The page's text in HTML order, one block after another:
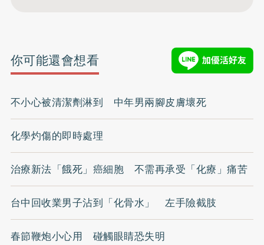
你可能還會想看
不小心被清潔劑淋到 中年男兩腳皮膚壞死
化學灼傷的即時處理
治療新法「餓死」癌細胞 不需再承受「化療」痛苦
台中回收業男子沾到「化骨水」 左手險截肢
春節鞭炮小心用 碰觸眼睛恐失明